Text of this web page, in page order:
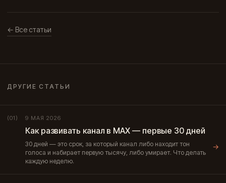
← Все статьи
ДРУГИЕ СТАТЬИ
(01) 9 МАЯ 2026
Как развивать канал в МАХ — первые 30 дней
30 дней — это срок, за который канал либо находит тон
голоса и набирает первую тысячу, либо умирает. Что делать
каждую неделю.
→